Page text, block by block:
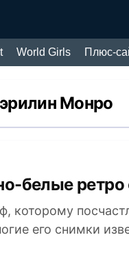
World Girls Плюс-
Монро
белые
которому
его снимки